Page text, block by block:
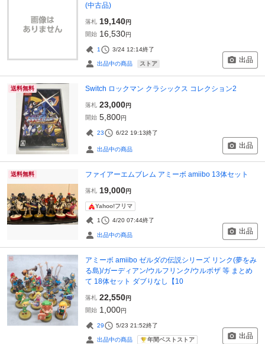
(中古品)
落札 19,140円
開始 16,530円
1 3/24 12:14終了
出品中の商品 ストア 出品
送料無料 Switch ロックマン クラシックス コレクション2
落札 23,000円
開始 5,800円
23 6/22 19:13終了
出品中の商品 出品
送料無料 ファイアーエムブレム アミーボ amiibo 13体セット
落札 19,000円
Yahoo!フリマ
1 4/20 07:44終了
出品中の商品 出品
アミーボ amiibo ゼルダの伝説シリーズ リンク(夢をみ
る島)/ガーディアン/ウルフリンク/ウルボザ 等 まとめ
て 18体セット ダブりなし【10
落札 22,550円
開始 1,000円
29 5/23 21:52終了
出品中の商品 年間ベストストア 出品